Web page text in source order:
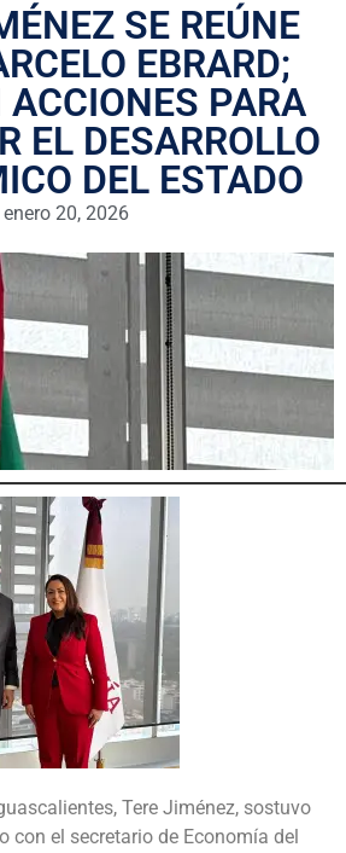
SE REÚNE
EBRARD;
ACCIONES PARA
EL DESARROLLO
DEL ESTADO
enero 20, 2026
Tere Jiménez, sostuvo
con el secretario de Economía del